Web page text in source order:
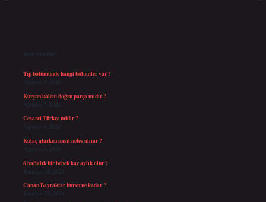
Son Yazılar
Tıp bölümünde hangi bölümler var ?
Ağustos 9, 2026
Kurşun kalem doğru parça mıdır ?
Ağustos 7, 2026
Cesaret Türkçe midir ?
Ağustos 6, 2026
Kulaç atarken nasıl nefes alınır ?
Ağustos 6, 2026
6 haftalık bir bebek kaç aylık olur ?
Temmuz 30, 2026
Canan Bayraktar bursu ne kadar ?
Temmuz 29, 2026